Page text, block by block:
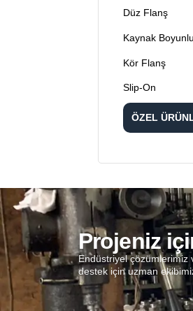
Düz Flanş
Kaynak
Kör Flanş
Slip-On
ÖZEL
Projeniz
Endüstriyel çözümlerimiz
destek için uzman